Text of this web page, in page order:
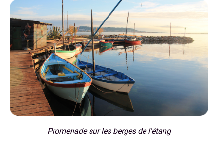
Promenade sur les berges de l'étang